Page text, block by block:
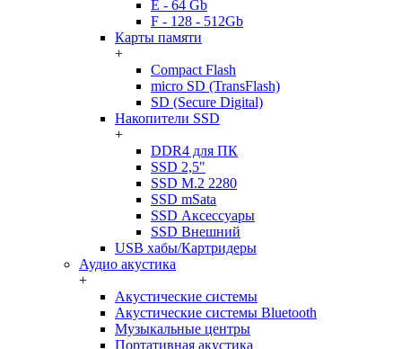
E - 64 Gb
F - 128 - 512Gb
Карты памяти
+
Compact Flash
micro SD (TransFlash)
SD (Secure Digital)
Накопители SSD
+
DDR4 для ПК
SSD 2,5"
SSD M.2 2280
SSD mSata
SSD Аксессуары
SSD Внешний
USB хабы/Картридеры
Аудио акустика
+
Акустические системы
Акустические системы Bluetooth
Музыкальные центры
Портативная акустика